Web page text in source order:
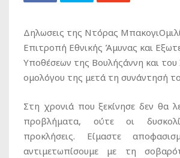
Δηλωσεις της Ντόρας
Επιτροπή Εθνικής Άμυνας και
Υποθέσεων της Βουλήςάννη και του
ομολόγου της μετά τη συνάντησή
Στη χρονιά που ξεκίνησε δεν θα
προβλήματα, ούτε οι
προκλήσεις. Είμαστε
αντιμετωπίσουμε με τη